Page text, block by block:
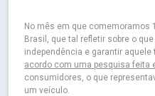
No mês em que comemoramos
Brasil, que tal refletir sobre o
independência e garantir aquele
acordo com uma pesquisa feita
consumidores, o que
um veículo.